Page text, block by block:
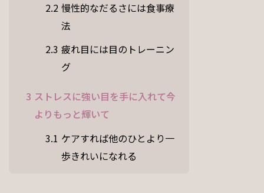
2.2 慢性的なだるさには食事療
法
2.3 疲れ目には目のトレーニン
グ
3 ストレスに強い目を手に入れて今
よりもっと輝いて
3.1 ケアすれば他のひとより一
歩きれいになれる